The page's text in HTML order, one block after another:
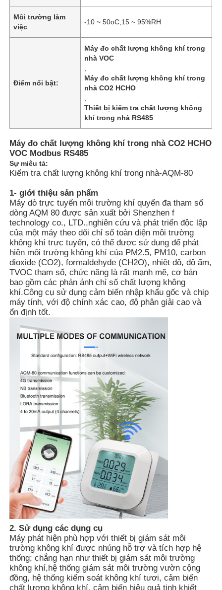
Nhà
Sản phẩm
Về chúng tôi
Tham quan nhà máy
Kiểm soát chất lượng
Liên hệ chúng tôi
Tin tức
Hiển thị các trường hợp
Yêu cầu báo giá
Môi trường làm
việc
-10 ~ 50oC,15 ~ 95%RH
Điểm nổi bật:
Máy đo chất lượng không khí trong
nhà VOC
Máy đo chất lượng không khí trong
nhà CO2 HCHO
Thiết bị kiểm tra chất lượng không
khí trong nhà RS485
Máy đo chất lượng không khí trong nhà CO2 HCHO
VOC Modbus RS485
Sự miêu tả:
Kiểm tra chất lượng không khí trong nhà-AQM-80
1- giới thiệu sản phẩm
Máy dò trực tuyến môi trường khí quyển đa tham số
dòng AQM 80 được sản xuất bởi Shenzhen f
technology co., LTD.,nghiên cứu và phát triển độc lập
của một máy theo dõi chỉ số toàn diện môi trường
không khí trực tuyến, có thể được sử dụng để phát
hiện môi trường không khí của PM2.5, PM10, carbon
dioxide (CO2), formaldehyde (CH2O), nhiệt độ, độ ẩm,
TVOC tham số, chức năng là rất mạnh mẽ, cơ bản
bao gồm các phản ánh chỉ số chất lượng không
khí.Công cụ sử dụng cảm biến nhập khẩu gốc và chip
máy tính, với độ chính xác cao, độ phân giải cao và
ổn định tốt.
2. Sử dụng các dụng cụ
Máy phát hiện phù hợp với thiết bị giám sát môi
trường không khí được nhúng hỗ trợ và tích hợp hệ
thống; chẳng hạn như thiết bị giám sát môi trường
không khí,hệ thống giám sát môi trường vườn cộng
đồng, hệ thống kiểm soát không khí tươi, cảm biến
chất lượng không khí, cảm biến hiệu quả tinh khiết